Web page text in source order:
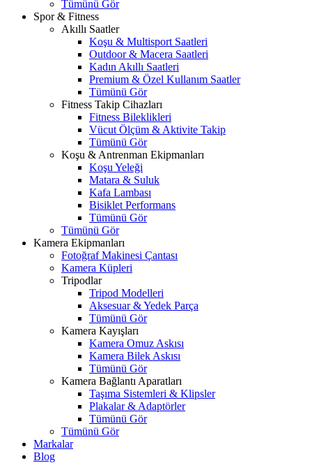
Tümünü Gör
Spor & Fitness
Akıllı Saatler
Koşu & Multisport Saatleri
Outdoor & Macera Saatleri
Kadın Akıllı Saatleri
Premium & Özel Kullanım Saatler
Tümünü Gör
Fitness Takip Cihazları
Fitness Bileklikleri
Vücut Ölçüm & Aktivite Takip
Tümünü Gör
Koşu & Antrenman Ekipmanları
Koşu Yeleği
Matara & Suluk
Kafa Lambası
Bisiklet Performans
Tümünü Gör
Tümünü Gör
Kamera Ekipmanları
Fotoğraf Makinesi Çantası
Kamera Küpleri
Tripodlar
Tripod Modelleri
Aksesuar & Yedek Parça
Tümünü Gör
Kamera Kayışları
Kamera Omuz Askısı
Kamera Bilek Askısı
Tümünü Gör
Kamera Bağlantı Aparatları
Taşıma Sistemleri & Klipsler
Plakalar & Adaptörler
Tümünü Gör
Tümünü Gör
Markalar
Blog